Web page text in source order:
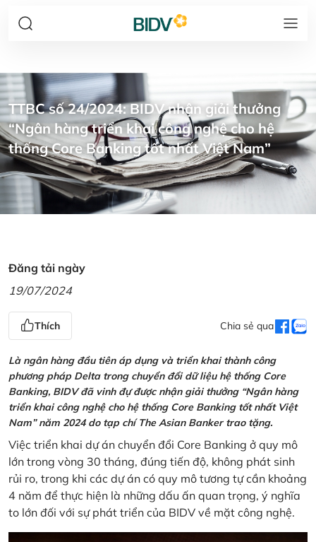
TTBC số 24/2024: BIDV nhận giải thưởng
“Ngân hàng triển khai công nghệ cho hệ
thống Core Banking tốt nhất Việt Nam”
Đăng tải ngày
19/07/2024
Thích Chia sẻ qua
Là ngân hàng đầu tiên áp dụng và triển khai thành công
phương pháp Delta trong chuyển đổi dữ liệu hệ thống Core
Banking, BIDV đã vinh đự được nhận giải thưởng “Ngân hàng
triển khai công nghệ cho hệ thống Core Banking tốt nhất Việt
Nam” năm 2024 do tạp chí The Asian Banker trao tặng.
Việc triển khai dự án chuyển đổi Core Banking ở quy mô
lớn trong vòng 30 tháng, đúng tiến độ, không phát sinh
rủi ro, trong khi các dự án có quy mô tương tự cần khoảng
4 năm để thực hiện là những dấu ấn quan trọng, ý nghĩa
to lớn đối với sự phát triển của BIDV về mặt công nghệ.